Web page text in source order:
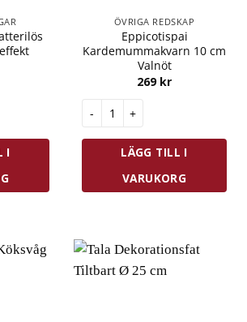
Svart Marmoreffekt mängd
I
ÖVRIGA REDSKAP
Eppicotispai
Kardemummakvarn 10 cm
Valnöt
269 kr
Eppicotispai
LÄGG TILL I
VARUKORG